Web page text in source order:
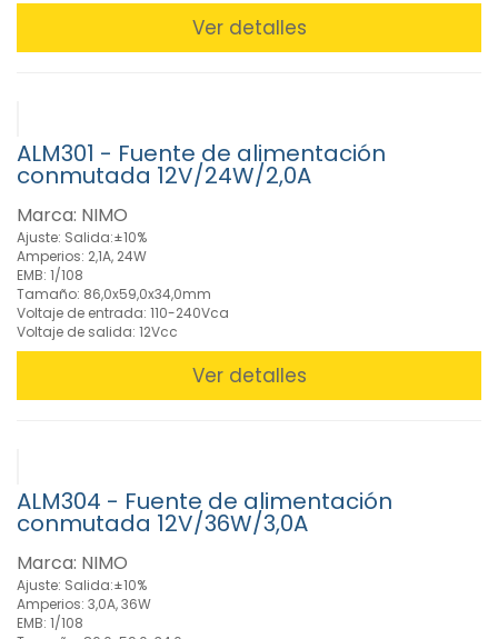
de Litio
Baterías
de Ni-Cd
(232)
»
Baterías
de
Plomo
(50)
no
Recargables
(Pilas) (258)
» Baterías
para
Herramientas
(9)
Ver detalles
ALM301 - Fuente de alimentación
conmutada 12V/24W/2,0A
Marca: NIMO
Ajuste: Salida:±10%
Amperios: 2,1A, 24W
EMB: 1/108
Tamaño: 86,0x59,0x34,0mm
Voltaje de entrada: 110-240Vca
Voltaje de salida: 12Vcc
Ver detalles
ALM304 - Fuente de alimentación
conmutada 12V/36W/3,0A
Marca: NIMO
Ajuste: Salida:±10%
Amperios: 3,0A, 36W
EMB: 1/108